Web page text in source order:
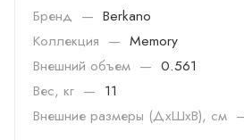
Бренд — Berkano
Коллекция — Memory
Внешний объем — 0.561
Вес, кг — 11
Внешние размеры (ДхШхВ), см